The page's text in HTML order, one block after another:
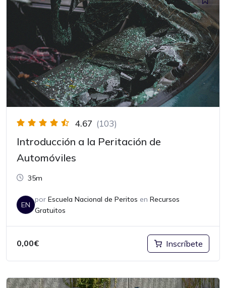
4.67 (103)
Introducción a la Peritación de
Automóviles
35m
EN
por Escuela Nacional de Peritos en Recursos
Gratuitos
0,00€ Inscríbete